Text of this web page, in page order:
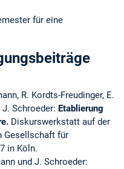
für eine
R. Kordts-Freudinger, E.
J. Schroeder: Etablierung
Diskurswerkstatt auf der
Gesellschaft für
in Köln.
und J. Schroeder: